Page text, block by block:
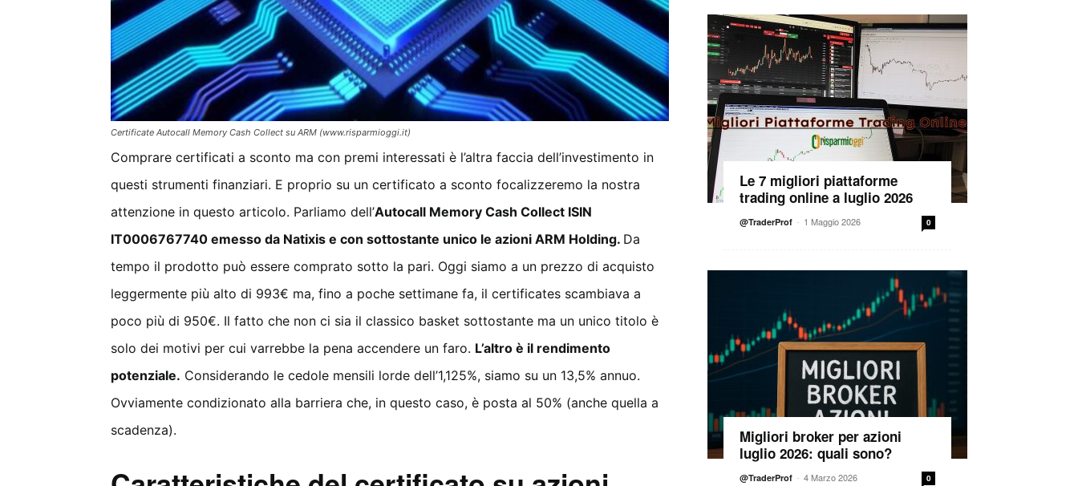
Certificate Autocall Memory Cash Collect su ARM (www.risparmioggi.it)
Comprare certificati a sconto ma con premi interessati è l’altra faccia dell’investimento in
questi strumenti finanziari. E proprio su un certificato a sconto focalizzeremo la nostra
attenzione in questo articolo. Parliamo dell’Autocall Memory Cash Collect ISIN
IT0006767740 emesso da Natixis e con sottostante unico le azioni ARM Holding. Da
tempo il prodotto può essere comprato sotto la pari. Oggi siamo a un prezzo di acquisto
leggermente più alto di 993€ ma, fino a poche settimane fa, il certificates scambiava a
poco più di 950€. Il fatto che non ci sia il classico basket sottostante ma un unico titolo è
solo dei motivi per cui varrebbe la pena accendere un faro. L’altro è il rendimento
potenziale. Considerando le cedole mensili lorde dell’1,125%, siamo su un 13,5% annuo.
Ovviamente condizionato alla barriera che, in questo caso, è posta al 50% (anche quella a
scadenza).
Le 7 migliori piattaforme
trading online a luglio 2026
@TraderProf - 1 Maggio 2026 0
Migliori broker per azioni
luglio 2026: quali sono?
@TraderProf - 4 Marzo 2026 0